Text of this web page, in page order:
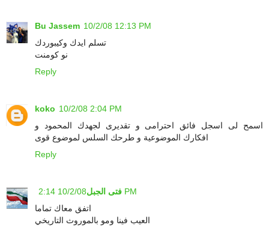
Bu Jassem 10/2/08 12:13 PM
تسلم ايدك وكيبوردك
نو كومنت
Reply
koko 10/2/08 2:04 PM
اسمح لى اسجل فائق احترامى و تقديرى لجهدك المحمود و
افكارك الموضوعية و طرحك السلس لموضوع قوى
Reply
فتى الجبل 10/2/08 2:14 PM
اتفق معاك تماما
العيب فينا ومو بالموروث التاريخي